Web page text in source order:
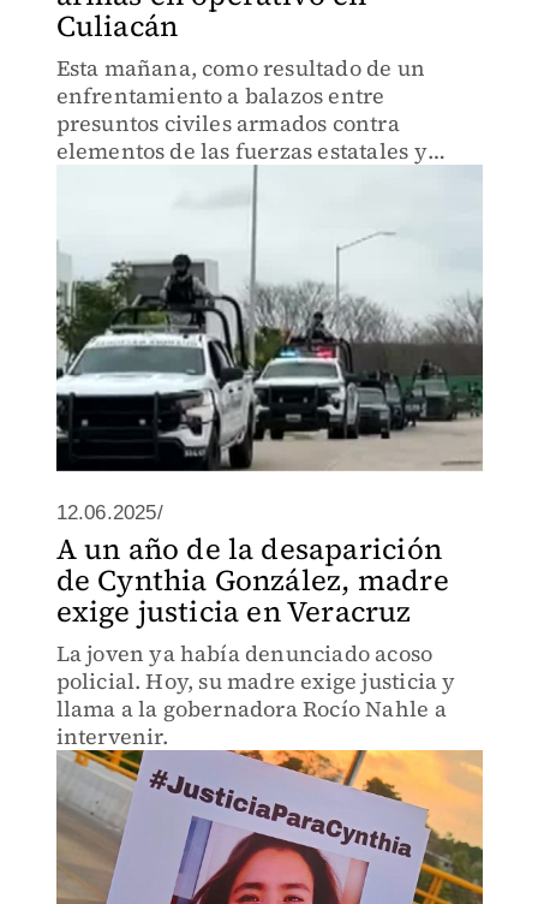
Culiacán
Esta mañana, como resultado de un
enfrentamiento a balazos entre
presuntos civiles armados contra
elementos de las fuerzas estatales y
federales, fueron detenidos dos
hombres, aseguraron armamento y tres
vehículos con explosivos.
12.06.2025/
A un año de la desaparición
de Cynthia González, madre
exige justicia en Veracruz
La joven ya había denunciado acoso
policial. Hoy, su madre exige justicia y
llama a la gobernadora Rocío Nahle a
intervenir.